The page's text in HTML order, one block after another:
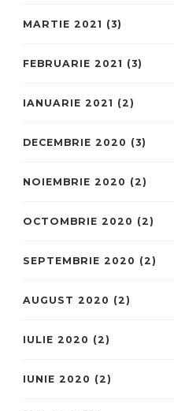
MARTIE 2021 (3)
FEBRUARIE 2021 (3)
IANUARIE 2021 (2)
DECEMBRIE 2020 (3)
NOIEMBRIE 2020 (2)
OCTOMBRIE 2020 (2)
SEPTEMBRIE 2020 (2)
AUGUST 2020 (2)
IULIE 2020 (2)
IUNIE 2020 (2)